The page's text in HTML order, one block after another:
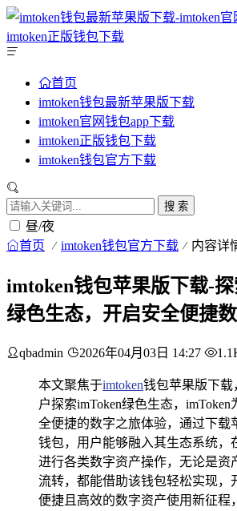
首页
imtoken钱包最新苹果版下载
imtoken官网钱包app下载
imtoken正版钱包下载
imtoken钱包官方下载
搜 索
昼/夜
首页 imtoken钱包官方下载 内容详
imtoken钱包苹果版下载-
绿色生态，开启安全便捷
qbadmin 2026年04月03日 14:27
本文聚焦于imtoken钱包苹果版下载
户探索imToken绿色生态，
全便捷的数字之旅体验，通过下载
钱包，用户能够融入其生态系统，
进行各类数字资产操作，无论是资
流转，都能借助该钱包轻松实现，
便捷且高效的数字资产使用新征程